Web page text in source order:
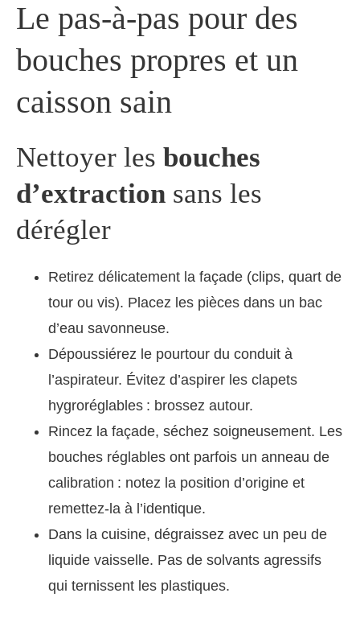
Le pas-à-pas pour des
bouches propres et un
caisson sain
Nettoyer les bouches
d’extraction sans les
dérégler
Retirez délicatement la façade (clips, quart de
tour ou vis). Placez les pièces dans un bac
d’eau savonneuse.
Dépoussiérez le pourtour du conduit à
l’aspirateur. Évitez d’aspirer les clapets
hygroréglables : brossez autour.
Rincez la façade, séchez soigneusement. Les
bouches réglables ont parfois un anneau de
calibration : notez la position d’origine et
remettez-la à l’identique.
Dans la cuisine, dégraissez avec un peu de
liquide vaisselle. Pas de solvants agressifs
qui ternissent les plastiques.